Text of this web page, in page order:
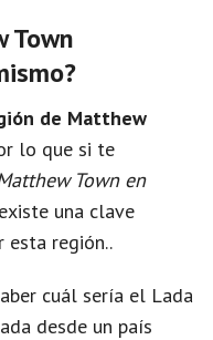
Town
de Matthew
lo que si te
Town en
una clave
esta región..
cuál sería el Lada
desde un país